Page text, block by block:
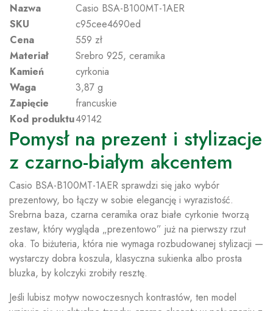
Nazwa
Casio BSA-B100MT-1AER
SKU
c95cee4690ed
Cena
559 zł
Materiał
Srebro 925, ceramika
Kamień
cyrkonia
Waga
3,87 g
Zapięcie
francuskie
Kod produktu49142
Pomysł na prezent i stylizacje
z czarno-białym akcentem
Casio BSA-B100MT-1AER sprawdzi się jako wybór
prezentowy, bo łączy w sobie elegancję i wyrazistość.
Srebrna baza, czarna ceramika oraz białe cyrkonie tworzą
zestaw, który wygląda „prezentowo” już na pierwszy rzut
oka. To biżuteria, która nie wymaga rozbudowanej stylizacji —
wystarczy dobra koszula, klasyczna sukienka albo prosta
bluzka, by kolczyki zrobiły resztę.
Jeśli lubisz motyw nowoczesnych kontrastów, ten model